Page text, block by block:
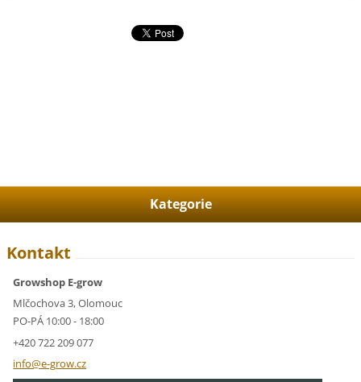
Kategorie
Kontakt
Growshop E-grow
Mlčochova 3, Olomouc
PO-PÁ 10:00 - 18:00
+420 722 209 077
info@e-grow.cz